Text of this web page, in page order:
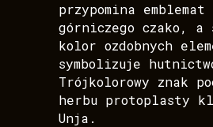
przypomina emblemat
górniczego czako, a
kolor ozdobnych
symbolizuje
Trójkolorowy znak
herbu protoplasty
Unja.